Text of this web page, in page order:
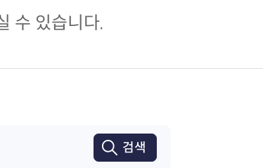
수 있습니다.
검색